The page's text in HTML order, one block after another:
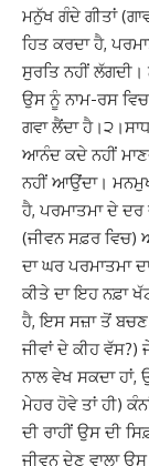
ਮਨੁੱਖ ਗੰਦੇ ਗੀਤਾਂ
ਹਿਤ ਕਰਦਾ ਹੈ,
ਸੁਰਤਿ ਨਹੀਂ ਲੱਗਦੀ।
ਉਸ ਨੂੰ ਨਾਮ-ਰਸ
ਗਵਾ ਲੈਂਦਾ ਹੈ।੨।
ਆਨੰਦ ਕਦੇ ਨਹੀਂ
ਨਹੀਂ ਆਉਂਦਾ।
ਹੈ, ਪਰਮਾਤਮਾ ਦੇ
(ਜੀਵਨ ਸਫ਼ਰ ਵਿਚ)
ਦਾ ਘਰ ਪਰਮਾਤਮਾ
ਕੀਤੇ ਦਾ ਇਹ ਨਫ਼ਾ
ਹੈ, ਇਸ ਸਜ਼ਾ ਤੋਂ
ਜੀਵਾਂ ਦੇ ਕੀਹ ਵੱਸ?)
ਨਾਲ ਵੇਖ ਸਕਦਾ ਹਾਂ,
ਮੇਹਰ ਹੋਵੇ ਤਾਂ ਹੀ)
ਦੀ ਰਾਹੀਂ ਉਸ ਦੀ
ਜੀਵਨ ਦੇਣ ਵਾਲਾ ਉਸ